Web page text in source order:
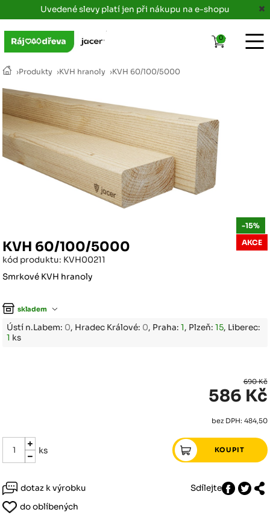
Uvedené slevy platí jen při nákupu na e-shopu
›Produkty ›KVH hranoly ›KVH 60/100/5000
KVH 60/100/5000
kód produktu: KVH00211
Smrkové KVH hranoly
skladem
Ústí n.Labem: 0, Hradec Králové: 0, Praha:1, Plzeň:15, Liberec:
1 ks
-15%
AKCE
690 Kč
586 Kč
bez DPH: 484,50
ks
dotaz k výrobku
Sdílejte
do oblíbených
0